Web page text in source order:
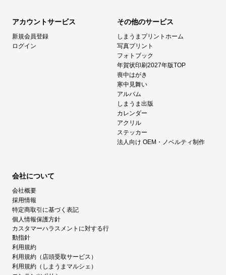
アカウントサービス
新規会員登録
ログイン
その他のサービス
しまうまプリントホーム
写真プリント
フォトブック
年賀状印刷2027年版TOP
喪中はがき
寒中見舞い
アルバム
しまうま出版
カレンダー
アクリル
ステッカー
法人向け OEM・ノベルティ制作
会社について
会社概要
採用情報
特定商取引に基づく表記
個人情報保護方針
カスタマーハラスメントに対する行
動指針
利用規約
利用規約（店頭受取サービス）
利用規約（しまうまマルシェ）